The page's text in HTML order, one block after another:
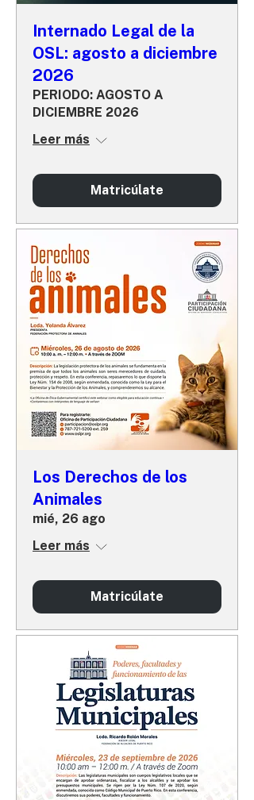
Internado Legal de la
OSL: agosto a diciembre
2026
PERIODO: AGOSTO A
DICIEMBRE 2026
Leer más
Matricúlate
Los Derechos de los
Animales
mié, 26 ago
Leer más
Matricúlate